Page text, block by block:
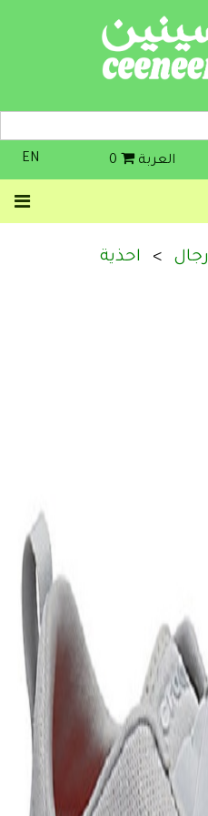
العربة EN
رجال
احذية